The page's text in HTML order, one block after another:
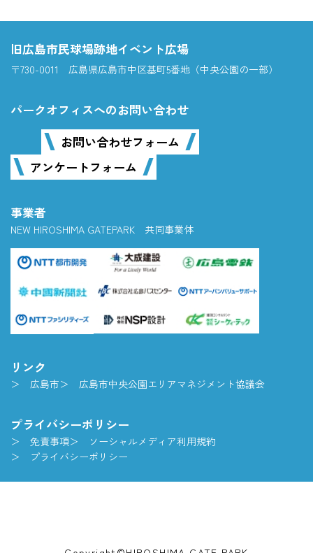
旧広島市民球場跡地イベント広場
〒730-0011 広島県広島市中区基町5番地（中央公園の一部）
パークオフィスへのお問い合わせ
お問い合わせフォーム
アンケートフォーム
事業者
NEW HIROSHIMA GATEPARK 共同事業体
リンク
広島市 広島市中央公園エリアマネジメント協議会
プライバシーポリシー
免責事項
ソーシャルメディア利用規約
プライバシーポリシー